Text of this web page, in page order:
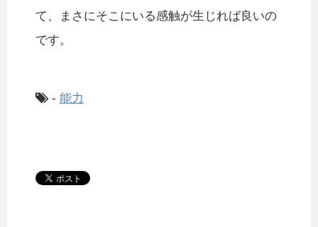
て、まさにそこにいる感触が生じれば良いの
です。
- 能力